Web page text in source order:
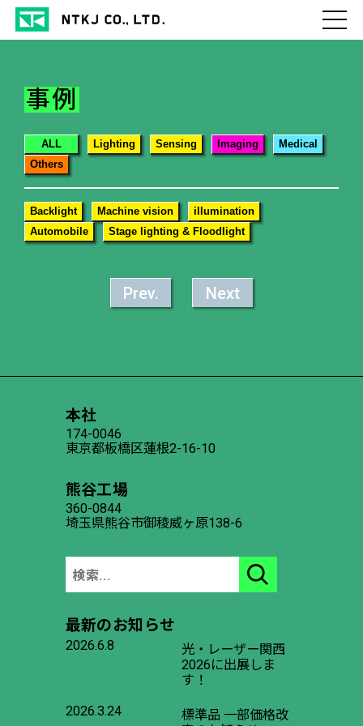
事例
ALL Lighting Sensing Imaging
Medical
Others
Backlight Machine vision
illumination
Automobile
Stage lighting & Floodlight
Prev. Next
本社
174-0046
東京都板橋区蓮根2-16-10
熊谷工場
360-0844
埼玉県熊谷市御稜威ヶ原138-6
最新のお知らせ
2026.6.8
光・レーザー関西
2026に出展しま
す！
2026.3.24
標準品 一部価格改